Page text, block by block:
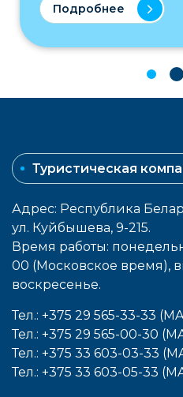
Подробнее
Туристическая
Адрес: Республика
ул. Куйбышева, 9-215.
Время работы:
00 (Московское время),
воcкресенье.
Тел.: +375 29 565-33-33
Тел.: +375 29 565-00-30
Тел.: +375 33 603-03-33
Тел.: +375 33 603-05-33